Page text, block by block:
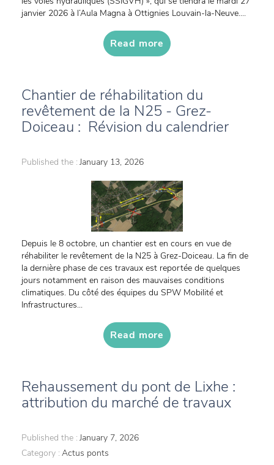
janvier 2026 à l’Aula Magna à Ottignies Louvain-la-Neuve....
Read more
Chantier de réhabilitation du
revêtement de la N25 - Grez-
Doiceau : Révision du calendrier
Published the : January 13, 2026
Depuis le 8 octobre, un chantier est en cours en vue de
réhabiliter le revêtement de la N25 à Grez-Doiceau. La fin de
la dernière phase de ces travaux est reportée de quelques
jours notamment en raison des mauvaises conditions
climatiques. Du côté des équipes du SPW Mobilité et
Infrastructures...
Read more
Rehaussement du pont de Lixhe :
attribution du marché de travaux
Published the : January 7, 2026
Category : Actus ponts